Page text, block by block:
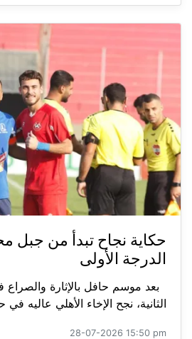
حكاية نجاح تبدأ من جبل
الدرجة الأولى
بعد موسم حافل بالإثارة
الثانية، نجح الإخاء الأهلي عاليه
28-07-2026 15:50 pm